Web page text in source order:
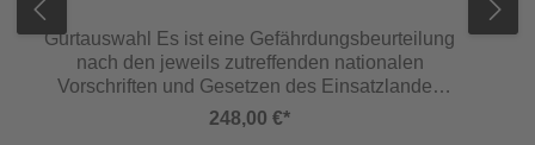
Gurtauswahl Es ist eine Gefährdungsbeurteilung
nach den jeweils zutreffenden nationalen
Vorschriften und Gesetzen des Einsatzlandes
vorzunehmen. Die Auswahl des Gurtes ist
abhängig von den Anforderungen des
248,00 €*